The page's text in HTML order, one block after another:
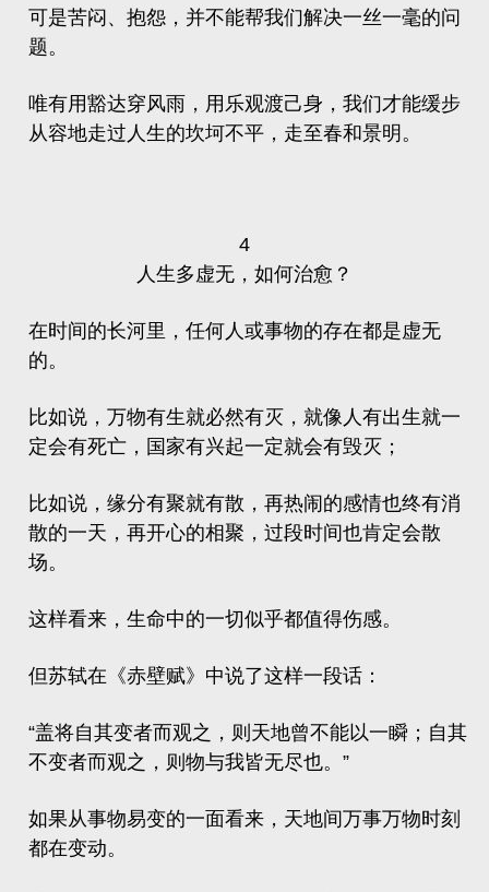
可是苦闷、抱怨，并不能帮我们解决一丝一毫的问
题。
唯有用豁达穿风雨，用乐观渡己身，我们才能缓步
从容地走过人生的坎坷不平，走至春和景明。
4
人生多虚无，如何治愈？
在时间的长河里，任何人或事物的存在都是虚无
的。
比如说，万物有生就必然有灭，就像人有出生就一
定会有死亡，国家有兴起一定就会有毁灭；
比如说，缘分有聚就有散，再热闹的感情也终有消
散的一天，再开心的相聚，过段时间也肯定会散
场。
这样看来，生命中的一切似乎都值得伤感。
但苏轼在《赤壁赋》中说了这样一段话：
“盖将自其变者而观之，则天地曾不能以一瞬；自其
不变者而观之，则物与我皆无尽也。”
如果从事物易变的一面看来，天地间万事万物时刻
都在变动。